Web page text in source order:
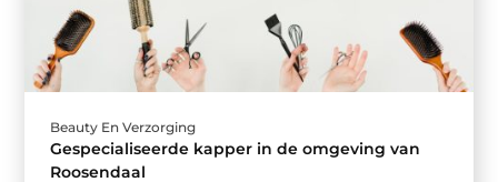
Beauty En Verzorging
Gespecialiseerde kapper in de omgeving van
Roosendaal